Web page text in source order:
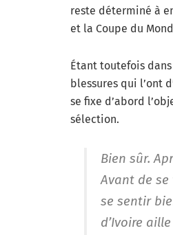
reste déterminé à
et la Coupe du
Étant toutefois
blessures qui l’ont
se fixe d’abord
sélection.
Bien sûr.
Avant de se
se sentir
d’Ivoire